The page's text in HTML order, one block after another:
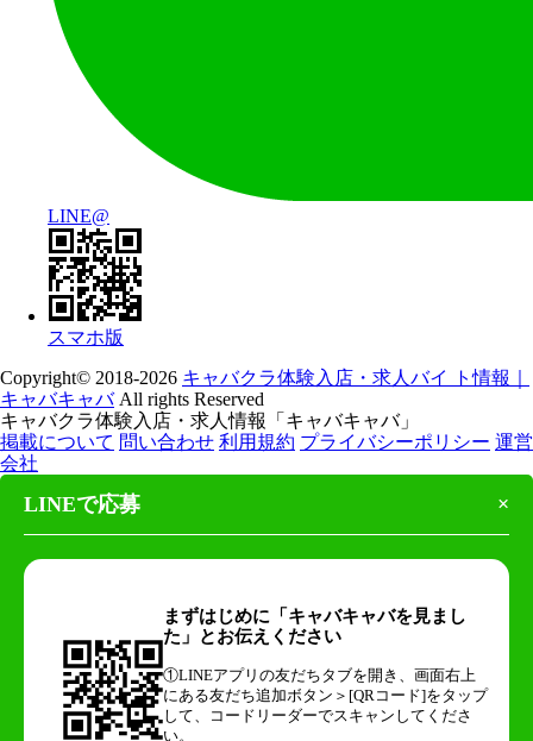
LINE@
スマホ版
Copyright© 2018-2026 キャバクラ体験入店・求人バイ ト情報｜
キャバキャバAll rights Reserved
キャバクラ体験入店・求人情報「キャバキャバ」
掲載について 問い合わせ 利用規約 プライバシーポリシー 運営
会社
LINEで応募 ×
まずはじめに「キャバキャバを見まし
た」とお伝えください
①LINEアプリの友だちタブを開き、画面右上
にある友だち追加ボタン＞[QRコード]をタップ
して、コードリーダーでスキャンしてくださ
い。